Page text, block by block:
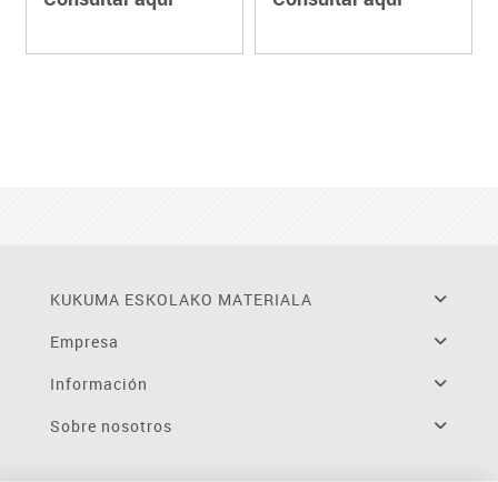
KUKUMA ESKOLAKO MATERIALA
Empresa
Información
Sobre nosotros